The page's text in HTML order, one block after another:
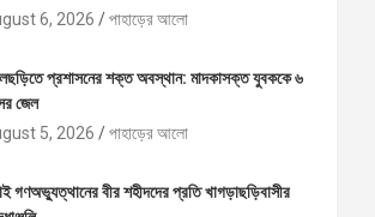
6, 2026
পাহাড়ের আলো
প্রশাসনের শক্ত অবস্থান: মাদকাসক্ত যুবককে ৬
জেল
5, 2026
পাহাড়ের আলো
গণঅভ্যুত্থানের বীর শহীদদের প্রতি খাগড়াছড়িবাসীর